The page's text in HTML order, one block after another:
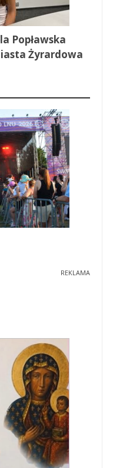
Popławska
Żyrardowa
REKLAMA